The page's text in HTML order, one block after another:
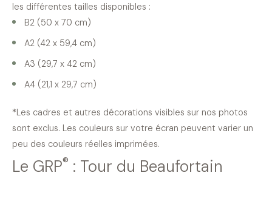
les différentes tailles disponibles :
B2 (50 x 70 cm)
A2 (42 x 59,4 cm)
A3 (29,7 x 42 cm)
A4 (21,1 x 29,7 cm)
*Les cadres et autres décorations visibles sur nos photos
sont exclus. Les couleurs sur votre écran peuvent varier un
peu des couleurs réelles imprimées.
Le GRP® : Tour du Beaufortain